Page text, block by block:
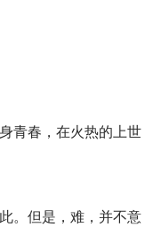
青春，在火热的上世
。但是，难，并不意